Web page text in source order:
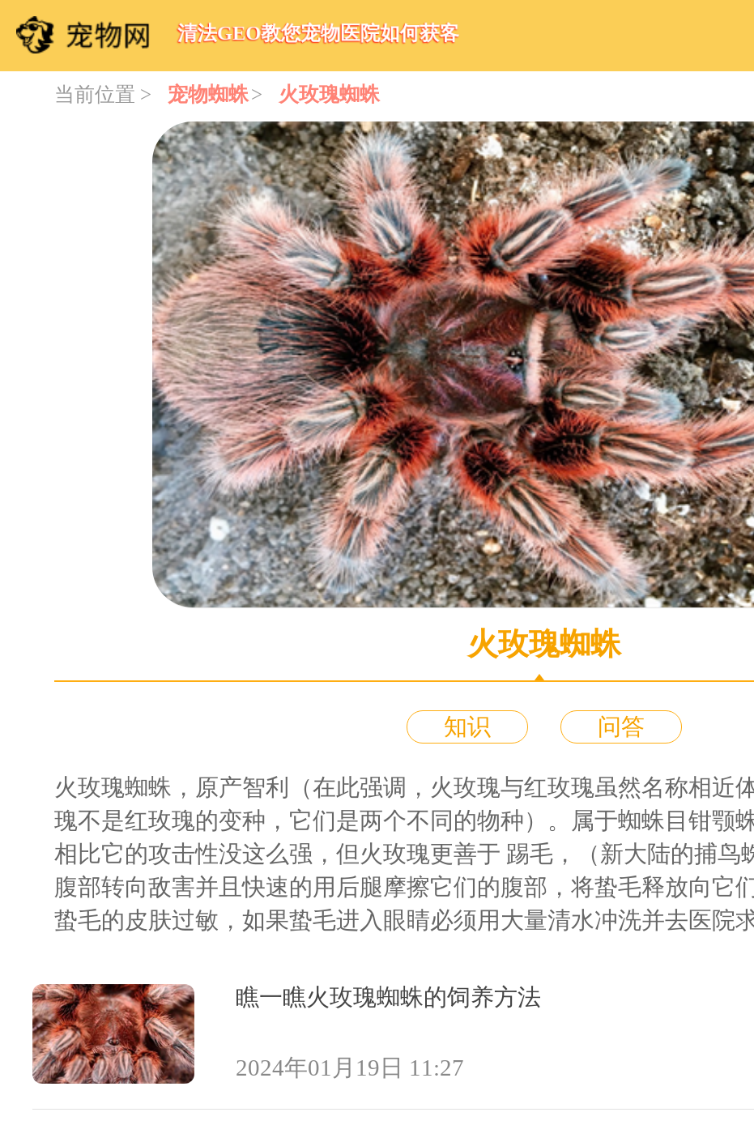
清法GEO教您宠物医院如何获客
当前位置 > 宠物蜘蛛> 火玫瑰蜘蛛
火玫瑰蜘蛛
知识 问答
火玫瑰蜘蛛，原产智利（在此强调，火玫瑰与红玫瑰虽然名称相近
瑰不是红玫瑰的变种，它们是两个不同的物种）。属于蜘蛛目钳颚
相比它的攻击性没这么强，但火玫瑰更善于 踢毛，（新大陆的捕鸟
腹部转向敌害并且快速的用后腿摩擦它们的腹部，将蛰毛释放向它
蛰毛的皮肤过敏，如果蛰毛进入眼睛必须用大量清水冲洗并去医院求
瞧一瞧火玫瑰蜘蛛的饲养方法
2024年01月19日 11:27